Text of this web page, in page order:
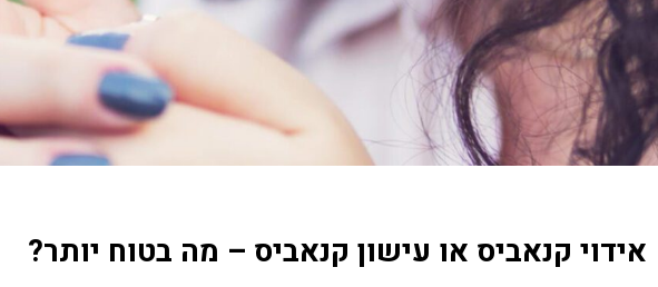
אידוי קנאביס או עישון קנאביס – מה בטוח יותר?